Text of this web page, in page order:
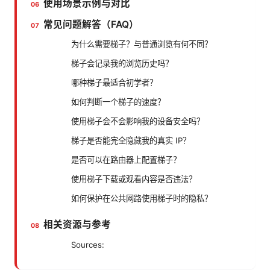
使用场景示例与对比
常见问题解答（FAQ）
为什么需要梯子？与普通浏览有何不同？
梯子会记录我的浏览历史吗？
哪种梯子最适合初学者？
如何判断一个梯子的速度？
使用梯子会不会影响我的设备安全吗？
梯子是否能完全隐藏我的真实 IP？
是否可以在路由器上配置梯子？
使用梯子下载或观看内容是否违法？
如何保护在公共网路使用梯子时的隐私？
相关资源与参考
Sources: